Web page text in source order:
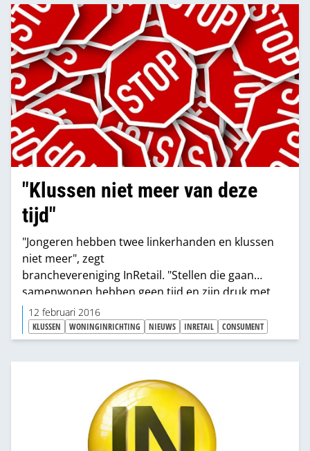
"Klussen niet meer van deze
tijd"
"Jongeren hebben twee linkerhanden en klussen
niet meer", zegt
branchevereniging InRetail. "Stellen die gaan
samenwonen hebben geen tijd en zijn druk met
andere dingen."
12 februari 2016
KLUSSEN WONINGINRICHTING NIEUWS INRETAIL CONSUMENT